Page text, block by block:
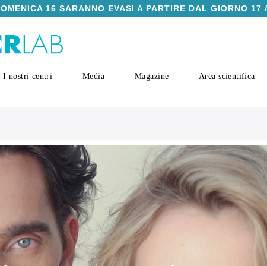
16 SARANNO EVASI A PARTIRE DAL GIORNO 17
I nostri centri Media Magazine Area scientifica